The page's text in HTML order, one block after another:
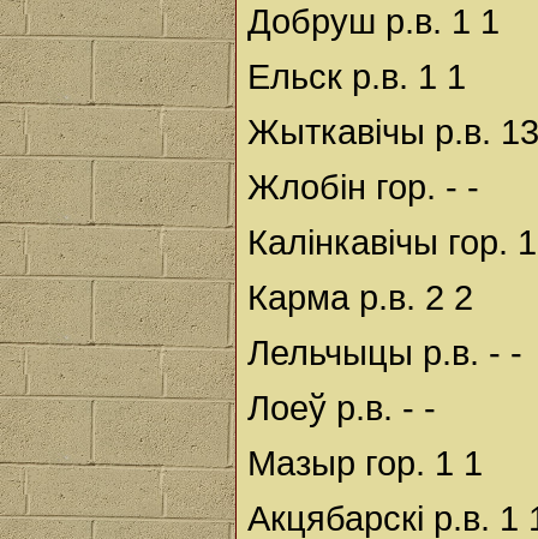
Добруш р.в. 1 1
Ельск р.в. 1 1
Жыткавічы р.в.
Жлобін гор. - -
Калінкавічы гор.
Карма р.в. 2 2
Лельчыцы р.в. - -
Лоеў р.в. - -
Мазыр гор. 1 1
Акцябарскі р.в. 1